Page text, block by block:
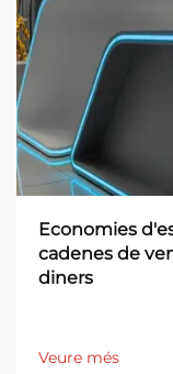
Economies
cadenes de
diners
Veure més